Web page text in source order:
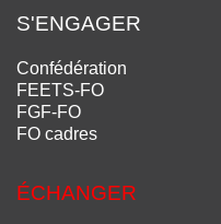
S'ENGAGER
Confédération
FEETS-FO
FGF-FO
FO cadres
ÉCHANGER